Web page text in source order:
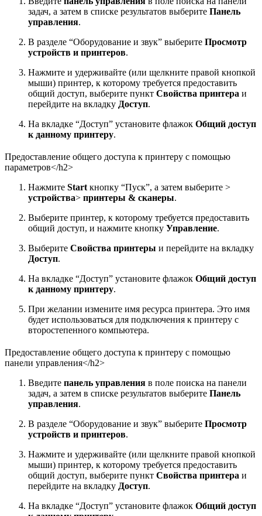
задач, а затем в списке результатов выберите Панель
управления.
В разделе “Оборудование и звук” выберите Просмотр
устройств и принтеров.
Нажмите и удерживайте (или щелкните правой кнопкой
мыши) принтер, к которому требуется предоставить
общий доступ, выберите пункт Свойства принтера и
перейдите на вкладку Доступ.
На вкладке “Доступ” установите флажок Общий доступ
к данному принтеру.
Предоставление общего доступа к принтеру с помощью
параметров</h2>
Нажмите Start кнопку “Пуск”, а затем выберите >
устройства> принтеры & сканеры.
Выберите принтер, к которому требуется предоставить
общий доступ, и нажмите кнопку Управление.
Выберите Свойства принтеры и перейдите на вкладку
Доступ.
На вкладке “Доступ” установите флажок Общий доступ
к данному принтеру.
При желании измените имя ресурса принтера. Это имя
будет использоваться для подключения к принтеру c
второстепенного компьютера.
Предоставление общего доступа к принтеру с помощью
панели управления</h2>
Введите панель управления в поле поиска на панели
задач, а затем в списке результатов выберите Панель
управления.
В разделе “Оборудование и звук” выберите Просмотр
устройств и принтеров.
Нажмите и удерживайте (или щелкните правой кнопкой
мыши) принтер, к которому требуется предоставить
общий доступ, выберите пункт Свойства принтера и
перейдите на вкладку Доступ.
На вкладке “Доступ” установите флажок Общий доступ